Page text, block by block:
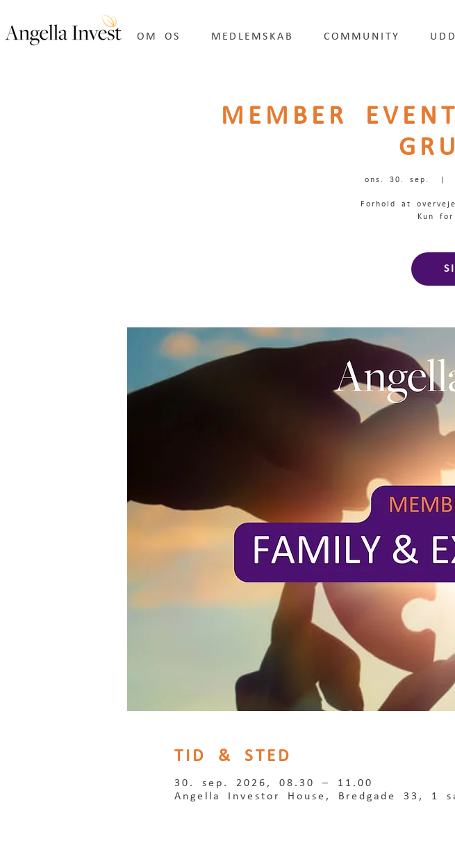
OM OS MEDLEMSKAB COMMUNITY
MEMBER
ons. 30. sep.
Forhold at
Kun for
TID & STED
30. sep. 2026, 08.30 – 11.00
Angella Investor House, Bredgade 33, 1